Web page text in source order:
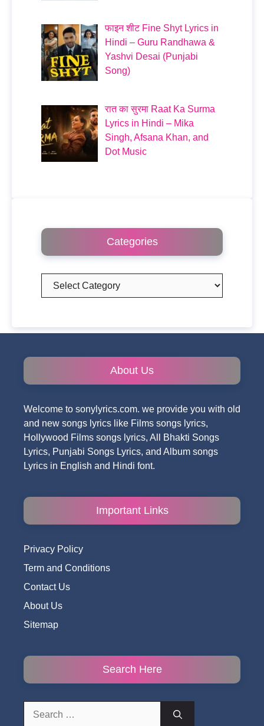
फाइन शीट Fine Shyt Lyrics in
Hindi – Guru Randhawa &
Yashvi Desai (Punjabi
Song)
रात का सुरमा Raat Ka Surma
Lyrics in Hindi – Mika
Singh, Afsana Khan, and
Dot Music
Categories
Categories
About Us
Welcome to sonylyrics.com. we provide you with old
and new songs lyrics like Films songs lyrics,
Hollywood Films songs lyrics, All Bhakti Songs
Lyrics, Punjabi Songs Lyrics, and Album songs
Lyrics in English and Hindi font.
Important Links
Privacy Policy
Term and Conditions
Contact Us
About Us
Sitemap
Search Here